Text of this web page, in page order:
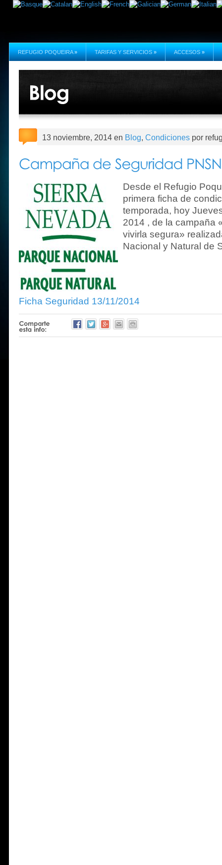
REFUGIO POQUEIRA » TARIFAS Y SERVICIOS » ACCESOS »
13 noviembre, 2014 en Blog, Condiciones por
Desde el Refugio
primera ficha de
temporada, hoy
2014 , de la campaña
vivirla segura»
Nacional y Natural de
Ficha Seguridad 13/11/2014